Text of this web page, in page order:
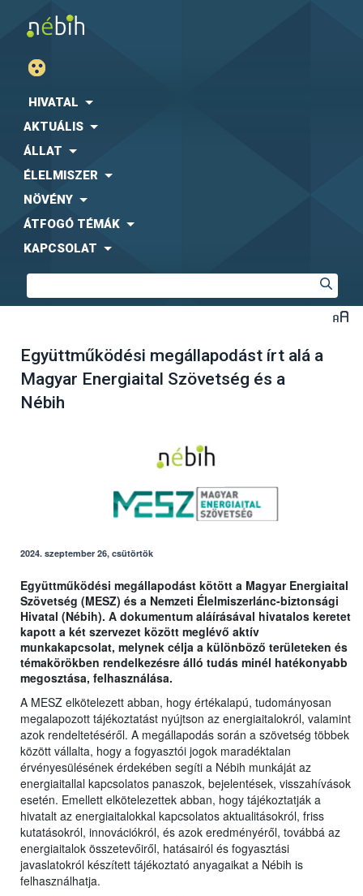
HIVATAL
AKTUÁLIS
ÁLLAT
ÉLELMISZER
NÖVÉNY
ÁTFOGÓ TÉMÁK
KAPCSOLAT
Együttműködési megállapodást írt alá a
Magyar Energiaital Szövetség és a
Nébih
2024. szeptember 26, csütörtök
Együttműködési megállapodást kötött a Magyar Energiaital
Szövetség (MESZ) és a Nemzeti Élelmiszerlánc-biztonsági
Hivatal (Nébih). A dokumentum aláírásával hivatalos keretet
kapott a két szervezet között meglévő aktív
munkakapcsolat, melynek célja a különböző területeken és
témakörökben rendelkezésre álló tudás minél hatékonyabb
megosztása, felhasználása.
A MESZ elkötelezett abban, hogy értékalapú, tudományosan
megalapozott tájékoztatást nyújtson az energiaitalokról, valamint
azok rendeltetéséről. A megállapodás során a szövetség többek
között vállalta, hogy a fogyasztói jogok maradéktalan
érvényesülésének érdekében segíti a Nébih munkáját az
energiaitallal kapcsolatos panaszok, bejelentések, visszahívások
esetén. Emellett elkötelezettek abban, hogy tájékoztatják a
hivatalt az energiaitalokkal kapcsolatos aktualitásokról, friss
kutatásokról, innovációkról, és azok eredményéről, továbbá az
energiaitalok összetevőiről, hatásairól és fogyasztási
javaslatokról készített tájékoztató anyagaikat a Nébih is
felhasználhatja.